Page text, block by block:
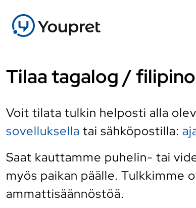
Tilaa tagalog /
Voit tilata tulkin helposti alla
sovelluksella tai sähköpostilla:
Saat kauttamme puhelin- tai
myös paikan päälle. Tulkkimme
ammattisäännöstöä.